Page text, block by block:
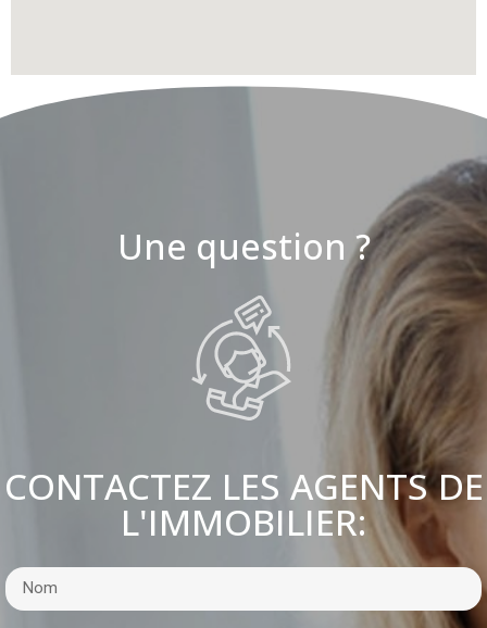
Une question ?
CONTACTEZ LES AGENTS DE
L'IMMOBILIER: